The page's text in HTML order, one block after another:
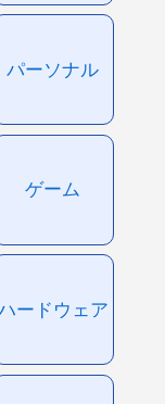
パーソナル
ゲーム
ードウェア